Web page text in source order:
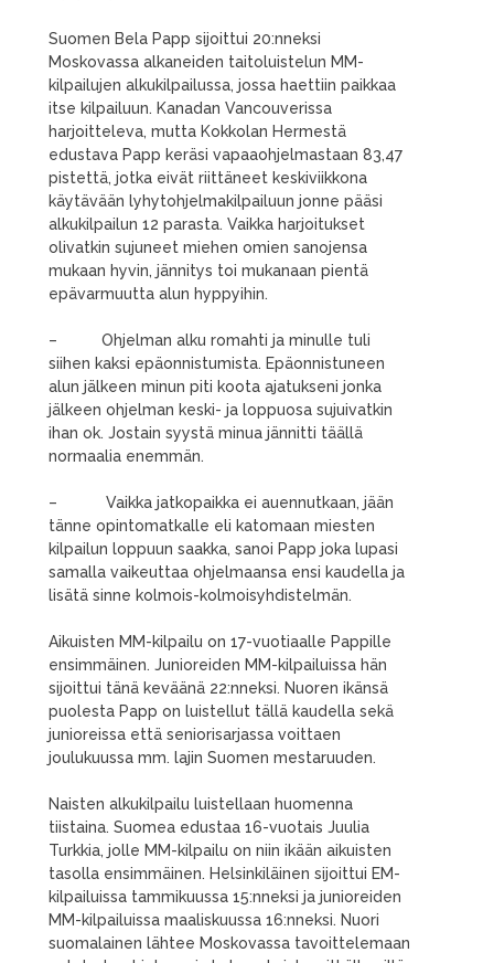
Suomen Bela Papp sijoittui 20:nneksi
Moskovassa alkaneiden taitoluistelun MM-
kilpailujen alkukilpailussa, jossa haettiin paikkaa
itse kilpailuun. Kanadan Vancouverissa
harjoitteleva, mutta Kokkolan Hermestä
edustava Papp keräsi vapaaohjelmastaan 83,47
pistettä, jotka eivät riittäneet keskiviikkona
käytävään lyhytohjelmakilpailuun jonne pääsi
alkukilpailun 12 parasta. Vaikka harjoitukset
olivatkin sujuneet miehen omien sanojensa
mukaan hyvin, jännitys toi mukanaan pientä
epävarmuutta alun hyppyihin.
– Ohjelman alku romahti ja minulle tuli
siihen kaksi epäonnistumista. Epäonnistuneen
alun jälkeen minun piti koota ajatukseni jonka
jälkeen ohjelman keski- ja loppuosa sujuivatkin
ihan ok. Jostain syystä minua jännitti täällä
normaalia enemmän.
– Vaikka jatkopaikka ei auennutkaan, jään
tänne opintomatkalle eli katomaan miesten
kilpailun loppuun saakka, sanoi Papp joka lupasi
samalla vaikeuttaa ohjelmaansa ensi kaudella ja
lisätä sinne kolmois-kolmoisyhdistelmän.
Aikuisten MM-kilpailu on 17-vuotiaalle Pappille
ensimmäinen. Junioreiden MM-kilpailuissa hän
sijoittui tänä keväänä 22:nneksi. Nuoren ikänsä
puolesta Papp on luistellut tällä kaudella sekä
junioreissa että seniorisarjassa voittaen
joulukuussa mm. lajin Suomen mestaruuden.
Naisten alkukilpailu luistellaan huomenna
tiistaina. Suomea edustaa 16-vuotais Juulia
Turkkia, jolle MM-kilpailu on niin ikään aikuisten
tasolla ensimmäinen. Helsinkiläinen sijoittui EM-
kilpailuissa tammikuussa 15:nneksi ja junioreiden
MM-kilpailuissa maaliskuussa 16:nneksi. Nuori
suomalainen lähtee Moskovassa tavoittelemaan